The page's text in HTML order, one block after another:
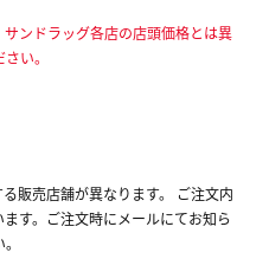
ンドラッグ各店の店頭価格とは異
い。
販売店舗が異なります。 ご注文内
す。ご注文時にメールにてお知ら